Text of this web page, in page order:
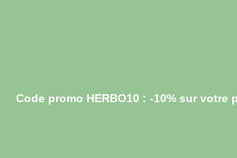
Code promo HERBO10 : -10% sur votre